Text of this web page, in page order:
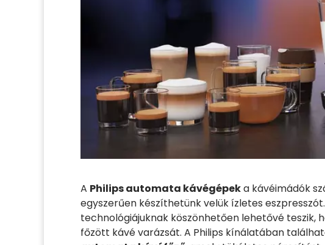
A Philips automata kávégépeka kávéimádók
egyszerűen készíthetünk velük ízletes
technológiájuknak köszönhetően lehetővé teszik,
főzött kávé varázsát. A Philips kínálatában